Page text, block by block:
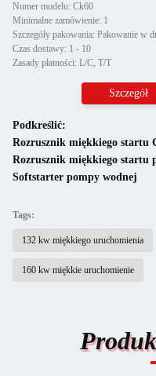
Numer modelu: Ck60
Minimalne zamówienie: 1
Szczegóły pakowania: Pakowanie w
Czas dostawy: 1 - 10
Zasady płatności: L/C, T/T
Szczegół
Podkreślić:
Rozrusznik miękkiego startu
Rozrusznik miękkiego startu
Softstarter pompy wodnej
Tags:
132 kw miękkiego uruchomienia
160 kw miękkie uruchomienie